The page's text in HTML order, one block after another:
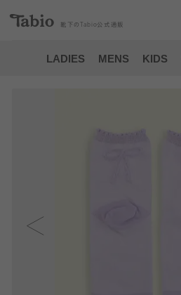
靴下の Tabio 公式通販
LADIES MENS KIDS